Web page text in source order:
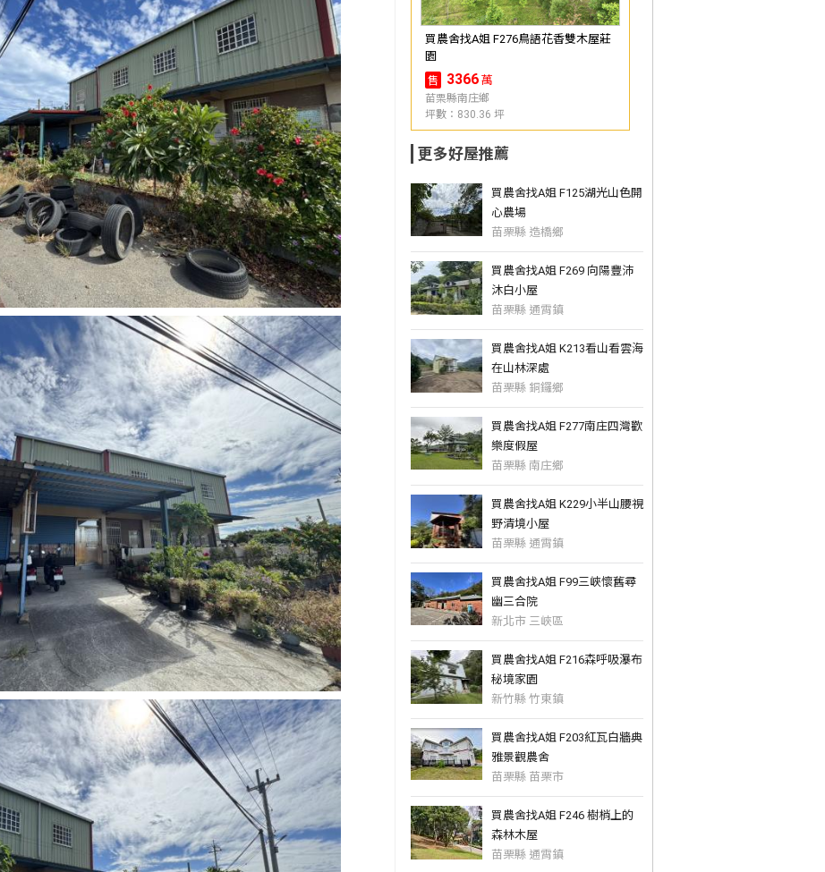
買農舍找A姐 F276鳥語花香雙木屋莊
園
售 3366 萬
苗栗縣南庄鄉
坪數：830.36 坪
更多好屋推薦
買農舍找A姐 F125湖光山色開
心農場
苗栗縣 造橋鄉
買農舍找A姐 F269 向陽豐沛
沐白小屋
苗栗縣 通霄鎮
買農舍找A姐 K213看山看雲海
在山林深處
苗栗縣 銅鑼鄉
買農舍找A姐 F277南庄四灣歡
樂度假屋
苗栗縣 南庄鄉
買農舍找A姐 K229小半山腰視
野清境小屋
苗栗縣 通霄鎮
買農舍找A姐 F99三峽懷舊尋
幽三合院
新北市 三峽區
買農舍找A姐 F216森呼吸瀑布
秘境家園
新竹縣 竹東鎮
買農舍找A姐 F203紅瓦白牆典
雅景觀農舍
苗栗縣 苗栗市
買農舍找A姐 F246 樹梢上的
森林木屋
苗栗縣 通霄鎮